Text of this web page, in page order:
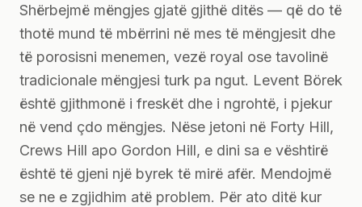
Shërbejmë mëngjes gjatë gjithë ditës — që do të
thotë mund të mbërrini në mes të mëngjesit dhe
të porosisni menemen, vezë royal ose tavolinë
tradicionale mëngjesi turk pa ngut. Levent Börek
është gjithmonë i freskët dhe i ngrohtë, i pjekur
në vend çdo mëngjes. Nëse jetoni në Forty Hill,
Crews Hill apo Gordon Hill, e dini sa e vështirë
është të gjeni një byrek të mirë afër. Mendojmë
se ne e zgjidhim atë problem. Për ato ditë kur